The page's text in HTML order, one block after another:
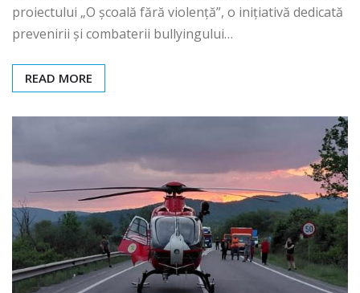
proiectului „O școală fără violență”, o inițiativă dedicată
prevenirii și combaterii bullyingului…
READ MORE